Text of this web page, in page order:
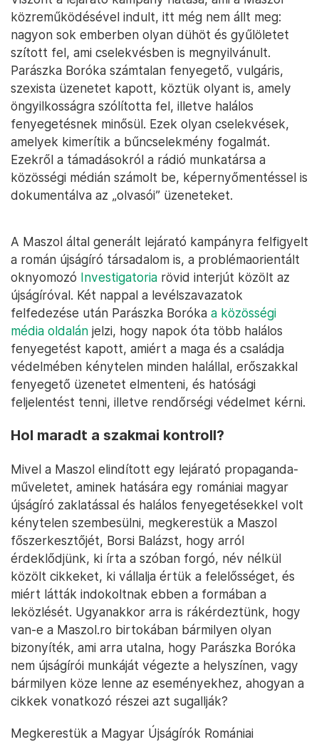
közreműködésével indult, itt még nem állt meg:
nagyon sok emberben olyan dühöt és gyűlöletet
szított fel, ami cselekvésben is megnyilvánult.
Parászka Boróka számtalan fenyegető, vulgáris,
szexista üzenetet kapott, köztük olyant is, amely
öngyilkosságra szólította fel, illetve halálos
fenyegetésnek minősül. Ezek olyan cselekvések,
amelyek kimerítik a bűncselekmény fogalmát.
Ezekről a támadásokról a rádió munkatársa a
közösségi médián számolt be, képernyőmentéssel is
dokumentálva az „olvasói” üzeneteket.
A Maszol által generált lejárató kampányra felfigyelt
a román újságíró társadalom is, a problémaorientált
oknyomozó Investigatoria rövid interjút közölt az
újságíróval. Két nappal a levélszavazatok
felfedezése után Parászka Boróka a közösségi
média oldalán jelzi, hogy napok óta több halálos
fenyegetést kapott, amiért a maga és a családja
védelmében kénytelen minden halállal, erőszakkal
fenyegető üzenetet elmenteni, és hatósági
feljelentést tenni, illetve rendőrségi védelmet kérni.
Hol maradt a szakmai kontroll?
Mivel a Maszol elindított egy lejárató propaganda-
műveletet, aminek hatására egy romániai magyar
újságíró zaklatással és halálos fenyegetésekkel volt
kénytelen szembesülni, megkerestük a Maszol
főszerkesztőjét, Borsi Balázst, hogy arról
érdeklődjünk, ki írta a szóban forgó, név nélkül
közölt cikkeket, ki vállalja értük a felelősséget, és
miért látták indokoltnak ebben a formában a
leközlését. Ugyanakkor arra is rákérdeztünk, hogy
van-e a Maszol.ro birtokában bármilyen olyan
bizonyíték, ami arra utalna, hogy Parászka Boróka
nem újságírói munkáját végezte a helyszínen, vagy
bármilyen köze lenne az eseményekhez, ahogyan a
cikkek vonatkozó részei azt sugallják?
Megkerestük a Magyar Újságírók Romániai